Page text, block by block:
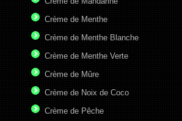
Crème de Menthe
Crème de Menthe Blanche
Crème de Menthe Verte
Crème de Mûre
Crème de Noix de Coco
Crème de Pêche